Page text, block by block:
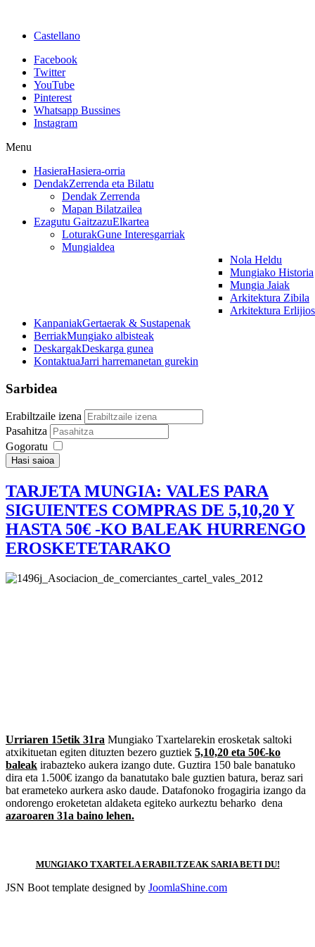
Castellano
Facebook
Twitter
YouTube
Pinterest
Whatsapp Bussines
Instagram
Menu
HasieraHasiera-orria
DendakZerrenda eta Bilatu
Dendak Zerrenda
Mapan Bilatzailea
Ezagutu GaitzazuElkartea
LoturakGune Interesgarriak
Mungialdea
Nola Heldu
Mungiako Historia
Mungia Jaiak
Arkitektura Zibila
Arkitektura
KanpaniakGertaerak & Sustapenak
BerriakMungiako albisteak
DeskargakDeskarga gunea
KontaktuaJarri harremanetan gurekin
Sarbidea
Erabiltzaile izena
Pasahitza
Gogoratu
Hasi saioa
TARJETA MUNGIA: VALES PARA
SIGUIENTES COMPRAS DE 5,10,20 Y
HASTA 50€ -KO BALEAK HURRENGO
EROSKETETARAKO
Urriaren 15etik 31ra Mungiako Txartelarekin erosketak saltoki
atxikituetan egiten dituzten bezero guztiek 5,10,20 eta 50€-ko
baleak irabazteko aukera izango dute. Guztira 150 bale banatuko
dira eta 1.500€ izango da banatutako bale guztien batura, beraz sari
bat erameteko aurkera asko daude. Datafonoko frogagiria izango da
ondorengo eroketetan aldaketa egiteko aurkeztu beharko dena
azaroaren 31a baino lehen.
MUNGIAKO TXARTELA ERABILTZEAK SARIA BETI DU!
JSN Boot template designed by JoomlaShine.com